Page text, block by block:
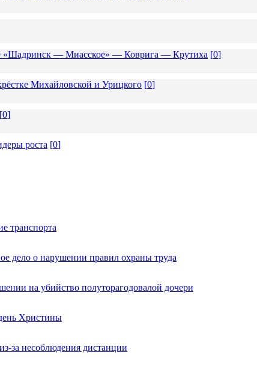
«Шадринск — Миасское» — Коврига — Крутиха [0]
Михайловской и Урицкого [0]
[0]
роста [0]
транспорта
дело о нарушении правил охраны труда
на убийство полуторагодовалой дочери
Христины
за несоблюдения дистанции